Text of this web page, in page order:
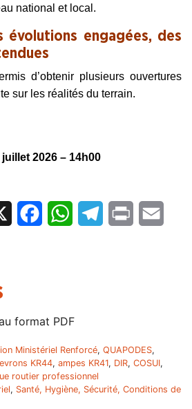
national et local.
évolutions engagées, des
d’obtenir plusieurs ouvertures
sur les réalités du terrain.
2026 – 14h00
FacebookWhatsAppTelegram
Print
format PDF
Ministériel Renforcé, QUAPODES,
KR44, ampes KR41, DIR, COSUI,
routier professionnel
, Santé, Hygiène, Sécurité, Conditions de